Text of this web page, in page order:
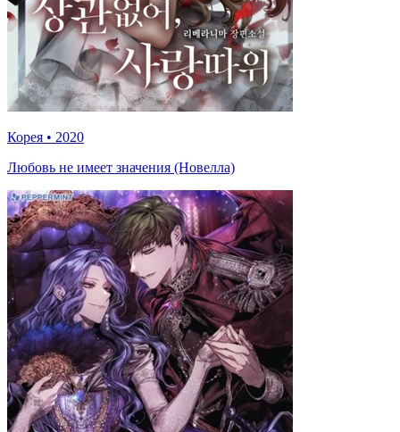
Корея • 2020
Любовь не имеет значения (Новелла)